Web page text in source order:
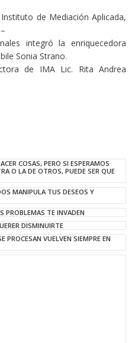
de Mediación Aplicada,
integró la enriquecedora
Sonia Strano.
de IMA Lic. Rita Andrea
COSAS, PERO SI ESPERAMOS
O LA DE OTROS, PUEDE SER QUE
MANIPULA TUS DESEOS Y
PROBLEMAS TE INVADEN
DISMINUIRTE
PROCESAN VUELVEN SIEMPRE EN